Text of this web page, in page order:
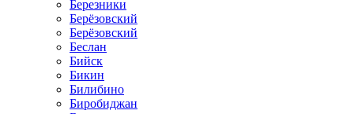
Березники
Берёзовский
Берёзовский
Беслан
Бийск
Бикин
Билибино
Биробиджан